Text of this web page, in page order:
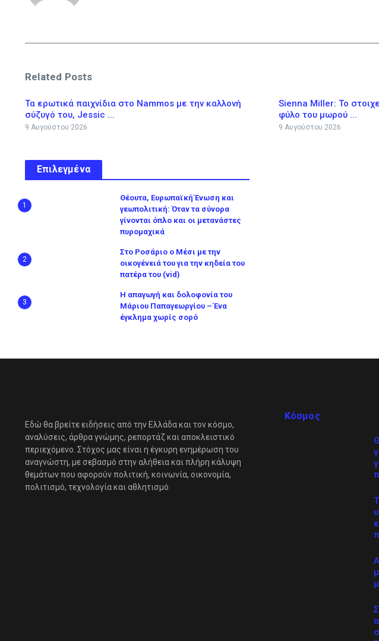
Related Posts
Τα ερωτικά παιχνίδια στο Nammos με την καλλονή
σύζυγό του, Jessic ...
9 Αυγούστου 2026
Sienna Miller: Το
φύλο του μωρού ...
9 Αυγούστου 2026
Επιλεγμένα
1
Θέουτα, Ευρωπαϊκή Ένωση και
γεωπολιτική: Όταν τα σύνορα
γίνονται όπλο και οι μετανάστες
πυρομαχικά
2
Στο Ροσάριο ο Μέσι με την
οικογένειά του για την κηδεία του
πατέρα του (vid)
3
Η απαγωγή και δολοφονία του
Μάριου Παπαγεωργίου – Ένα
έγκλημα χωρίς σορό
Εδώ θα βρείτε ειδήσεις από την Ελλάδα και τον κόσμο,
αναλύσεις, άρθρα γνώμης, ρεπορτάζ και αποκλειστικό
περιεχόμενο. Στόχος μας είναι η έγκυρη ενημέρωση του
αναγνώστη, με σεβασμό στην αλήθεια και πλήρη κάλυψη
θεμάτων που αφορούν πολιτική, κοινωνία, οικονομία,
πολιτισμό, τεχνολογία και αθλητισμό.
Κόσμος